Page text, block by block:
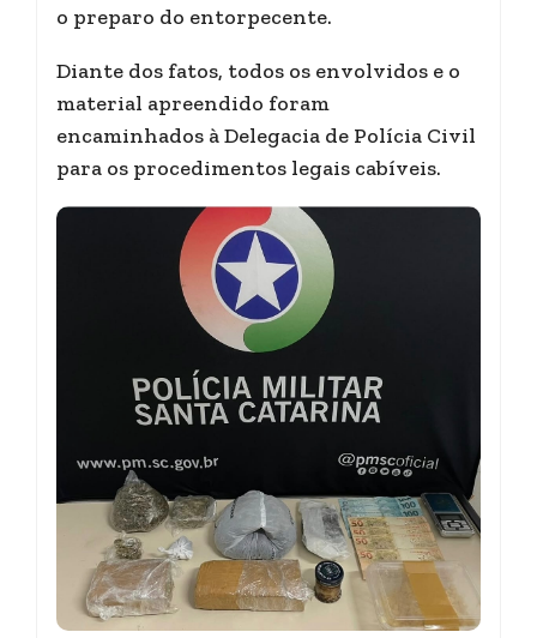
o preparo do entorpecente.
Diante dos fatos, todos os envolvidos e o
material apreendido foram
encaminhados à Delegacia de Polícia Civil
para os procedimentos legais cabíveis.